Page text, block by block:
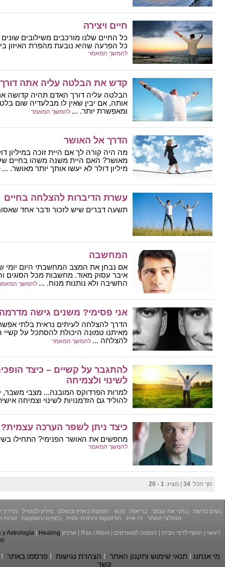
חיים ויצירה
כל החיים שלנו מורכבים משילובים
כל הפרעה שהיא נובעת מהפרת האיזון
להמשך המאמר
קדש את הבלטה עליה אתה דורך
הבלטה עליה דורך האדם תהיה קדושה
אותה, אם יבין שאין לו מבלעדיה שום
ומאפשרת יותר. ... להמשך המאמר
הדרך אל האושר
מה היה קורה לך אם היית זוכה במיליון
מאושר? האם היית משנה משהו בחיים
מיליון דולר לא יעשו אותך יותר מאושר. ...
עשרת הדיברות להצלחה בחיים
תשעה דברים שיש לזכור ודבר אחד
המחשבה
אם נבחן את המצב המחשבתי היום יומי
איבר עסוק מאוד. מחשבות מכל הסוגים
החשיבה ולא נותנות מנוח. ... להמשך
אני פסימי? משנים גישה מדרמה
הדרך להצלחה לעיתים נראית בלתי
מאיתנו טמונה היכולת להסתכל על קשיי
להצלחה ... להמשך המאמר
להתגבר על קשיים – כיצד
לשינוי ולצמיחה
למרות הפרדוקס המובנה... מצבי משבר,
להוליד גם הזדמנויות לשינוי וצמיחה
כיצד ניתן לשפר הערכה עצמית?
מחפשים את האושר הפנימי? התחילו
להמשך המאמר
סך הכל: 34 | מציג: 1 - 20
נשים ברשת בחני את עצמך בריאות פנאי חופשה בארץ ובעולם מידע למטייל
מדריך
מומלצי האתר
ניו אייג הורוסקופ ותחזית יומית כספים והשקעות זוגיות
ראשי הוסף לדפי הבית הוספה למועדפים Rss/Atom ארכיון y Astrología|
Healing
מי אנחנו תנאי שימוש ותקנון האתר הצהרת נגישות פרסמו באתר
קשר